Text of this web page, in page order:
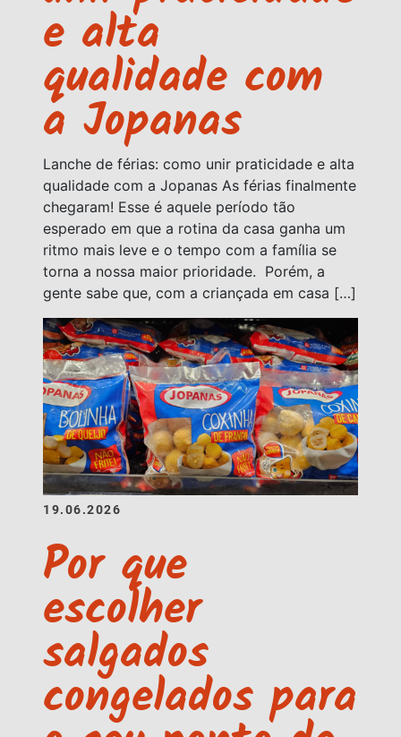
e alta
qualidade com
a Jopanas
Lanche de férias: como unir praticidade e alta
qualidade com a Jopanas As férias finalmente
chegaram! Esse é aquele período tão
esperado em que a rotina da casa ganha um
ritmo mais leve e o tempo com a família se
torna a nossa maior prioridade. Porém, a
gente sabe que, com a criançada em casa […]
19.06.2026
Por que
escolher
salgados
congelados para